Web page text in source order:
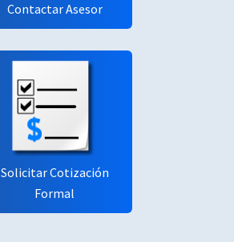
Contactar Asesor
Solicitar Cotización
Formal